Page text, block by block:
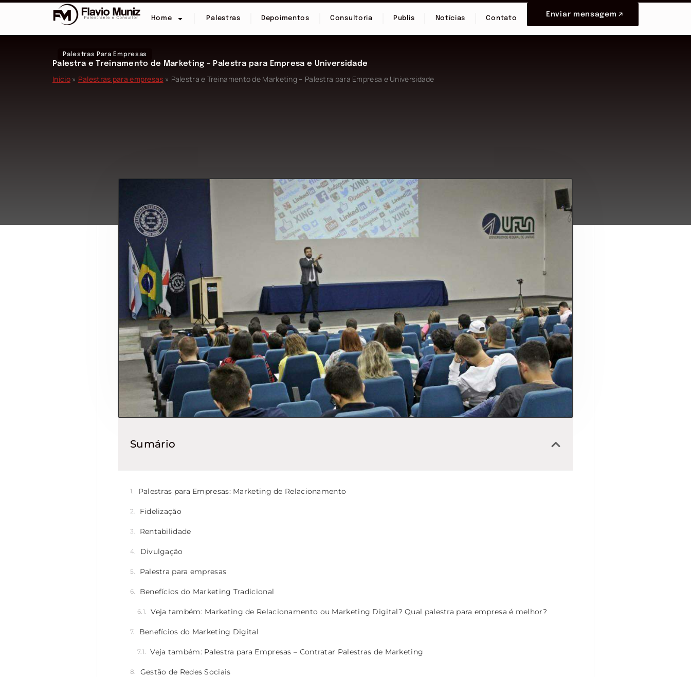
Home Palestras Depoimentos Consultoria Publis Notícias Contato
Enviar mensagem
Palestras Para Empresas
Palestra e Treinamento de Marketing – Palestra para Empresa e Universidade
Início» Palestras para empresas » Palestra e Treinamento de Marketing – Palestra para Empresa e Universidade
Sumário
Palestras para Empresas: Marketing de Relacionamento
Fidelização
Rentabilidade
Divulgação
Palestra para empresas
Benefícios do Marketing Tradicional
Veja também: Marketing de Relacionamento ou Marketing Digital? Qual palestra para empresa é melhor?
Benefícios do Marketing Digital
Veja também: Palestra para Empresas – Contratar Palestras de Marketing
Gestão de Redes Sociais